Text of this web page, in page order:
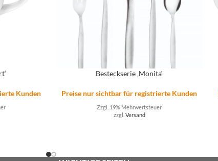
Kunden
Besteckserie ‚Monita‘
Preise nur sichtbar für registrierte Kunden
Zzgl. 19% Mehrwertsteuer
zzgl. Versand